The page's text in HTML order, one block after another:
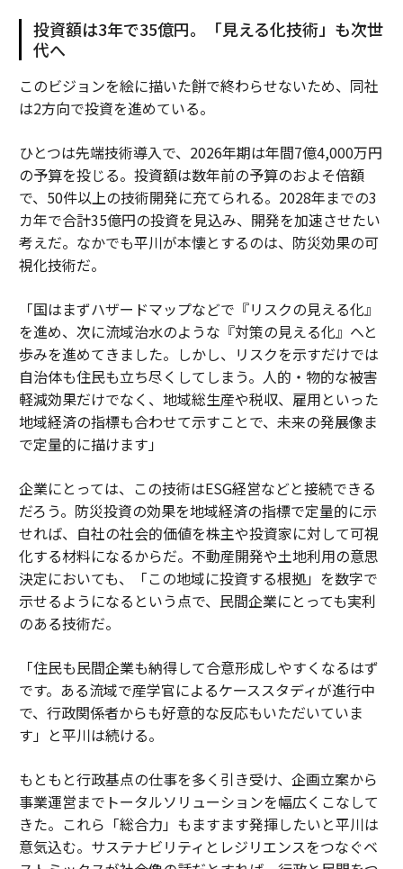
投資額は3年で35億円。「見える化技術」も次世
代へ
このビジョンを絵に描いた餅で終わらせないため、同社
は2方向で投資を進めている。
ひとつは先端技術導入で、2026年期は年間7億4,000万円
の予算を投じる。投資額は数年前の予算のおよそ倍額
で、50件以上の技術開発に充てられる。2028年までの3
カ年で合計35億円の投資を見込み、開発を加速させたい
考えだ。なかでも平川が本懐とするのは、防災効果の可
視化技術だ。
「国はまずハザードマップなどで『リスクの見える化』
を進め、次に流域治水のような『対策の見える化』へと
歩みを進めてきました。しかし、リスクを示すだけでは
自治体も住民も立ち尽くしてしまう。人的・物的な被害
軽減効果だけでなく、地域総生産や税収、雇用といった
地域経済の指標も合わせて示すことで、未来の発展像ま
で定量的に描けます」
企業にとっては、この技術はESG経営などと接続できる
だろう。防災投資の効果を地域経済の指標で定量的に示
せれば、自社の社会的価値を株主や投資家に対して可視
化する材料になるからだ。不動産開発や土地利用の意思
決定においても、「この地域に投資する根拠」を数字で
示せるようになるという点で、民間企業にとっても実利
のある技術だ。
「住民も民間企業も納得して合意形成しやすくなるはず
です。ある流域で産学官によるケーススタディが進行中
で、行政関係者からも好意的な反応もいただいていま
す」と平川は続ける。
もともと行政基点の仕事を多く引き受け、企画立案から
事業運営までトータルソリューションを幅広くこなして
きた。これら「総合力」もますます発揮したいと平川は
意気込む。サステナビリティとレジリエンスをつなぐベ